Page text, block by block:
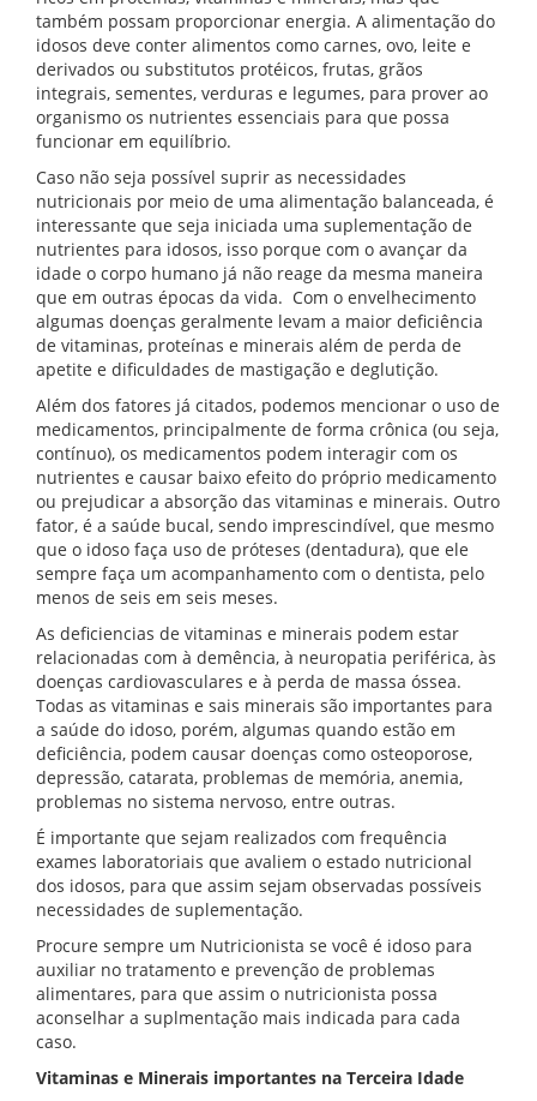
também possam proporcionar energia. A alimentação do
idosos deve conter alimentos como carnes, ovo, leite e
derivados ou substitutos protéicos, frutas, grãos
integrais, sementes, verduras e legumes, para prover ao
organismo os nutrientes essenciais para que possa
funcionar em equilíbrio.
Caso não seja possível suprir as necessidades
nutricionais por meio de uma alimentação balanceada, é
interessante que seja iniciada uma suplementação de
nutrientes para idosos, isso porque com o avançar da
idade o corpo humano já não reage da mesma maneira
que em outras épocas da vida. Com o envelhecimento
algumas doenças geralmente levam a maior deficiência
de vitaminas, proteínas e minerais além de perda de
apetite e dificuldades de mastigação e deglutição.
Além dos fatores já citados, podemos mencionar o uso de
medicamentos, principalmente de forma crônica (ou seja,
contínuo), os medicamentos podem interagir com os
nutrientes e causar baixo efeito do próprio medicamento
ou prejudicar a absorção das vitaminas e minerais. Outro
fator, é a saúde bucal, sendo imprescindível, que mesmo
que o idoso faça uso de próteses (dentadura), que ele
sempre faça um acompanhamento com o dentista, pelo
menos de seis em seis meses.
As deficiencias de vitaminas e minerais podem estar
relacionadas com à demência, à neuropatia periférica, às
doenças cardiovasculares e à perda de massa óssea.
Todas as vitaminas e sais minerais são importantes para
a saúde do idoso, porém, algumas quando estão em
deficiência, podem causar doenças como osteoporose,
depressão, catarata, problemas de memória, anemia,
problemas no sistema nervoso, entre outras.
É importante que sejam realizados com frequência
exames laboratoriais que avaliem o estado nutricional
dos idosos, para que assim sejam observadas possíveis
necessidades de suplementação.
Procure sempre um Nutricionista se você é idoso para
auxiliar no tratamento e prevenção de problemas
alimentares, para que assim o nutricionista possa
aconselhar a suplmentação mais indicada para cada
caso.
Vitaminas e Minerais importantes na Terceira Idade